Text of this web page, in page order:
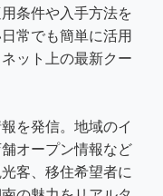
条件や入手方法を
常でも簡単に活用
ット上の最新クー
を発信。地域のイ
オープン情報など
客、移住希望者に